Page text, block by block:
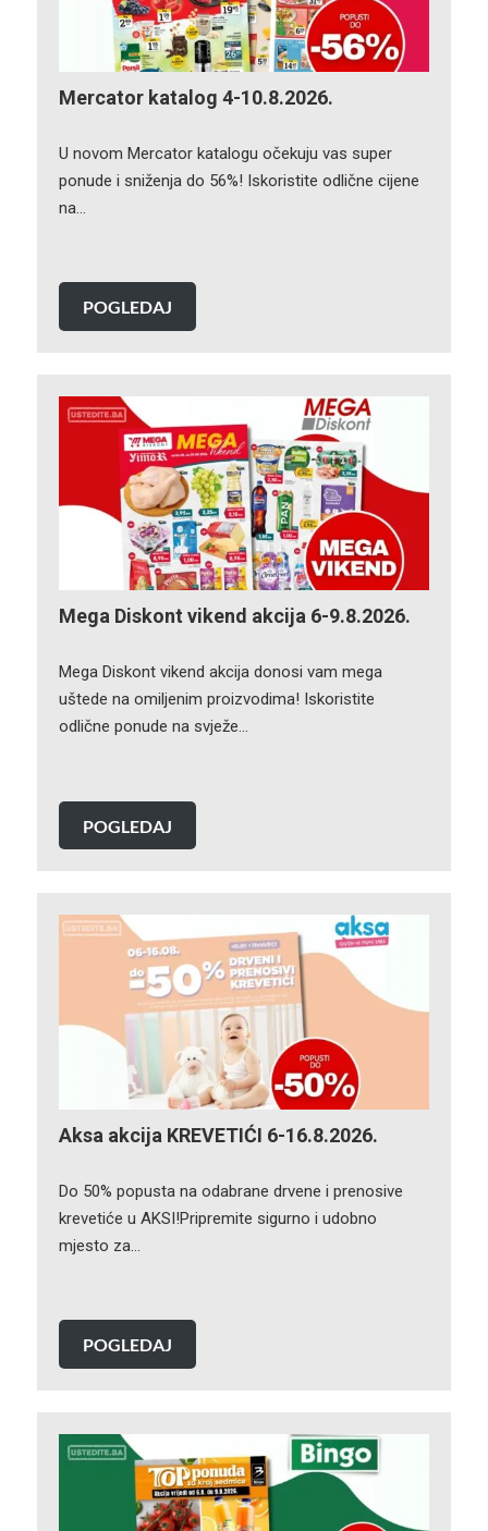
Mercator katalog 4-10.8.2026.
U novom Mercator katalogu očekuju vas super
ponude i sniženja do 56%! Iskoristite odlične cijene
na…
POGLEDAJ
Mega Diskont vikend akcija 6-9.8.2026.
Mega Diskont vikend akcija donosi vam mega
uštede na omiljenim proizvodima! Iskoristite
odlične ponude na svježe…
POGLEDAJ
Aksa akcija KREVETIĆI 6-16.8.2026.
Do 50% popusta na odabrane drvene i prenosive
krevetiće u AKSI!Pripremite sigurno i udobno
mjesto za…
POGLEDAJ